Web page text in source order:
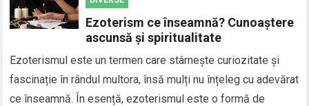
Ezoterism ce înseamnă? Cunoaștere
ascunsă și spiritualitate
Ezoterismul este un termen care stârnește curiozitate și
fascinație în rândul multora, însă mulți nu înțeleg cu adevărat
ce înseamnă. În esență, ezoterismul este o formă de